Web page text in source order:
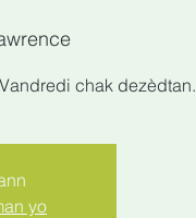
chak dezèdtan.
yo